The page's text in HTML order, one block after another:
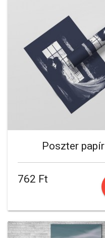
Poszter papír
762 Ft